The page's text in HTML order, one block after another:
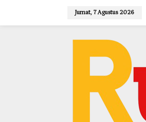
Jumat, 7 Agustus 2026